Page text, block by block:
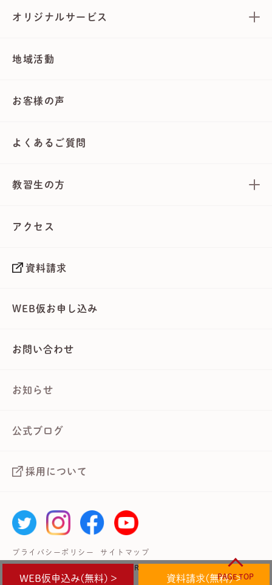
PAGE TOP
WEB仮申込み(無料) > 資料請求(無料) >
オリジナルサービス
地域活動
お客様の声
よくあるご質問
教習生の方
アクセス
資料請求
WEB仮お申し込み
お問い合わせ
お知らせ
公式ブログ
採用について
プライバシーポリシー サイトマップ
Copyright © 武蔵境自動車教習所 All Rights Reserved.